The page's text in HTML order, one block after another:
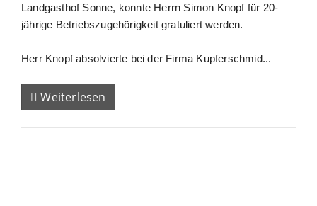
Landgasthof Sonne, konnte Herrn Simon Knopf für 20-
jährige Betriebszugehörigkeit gratuliert werden.
Herr Knopf absolvierte bei der Firma Kupferschmid...
Weiterlesen